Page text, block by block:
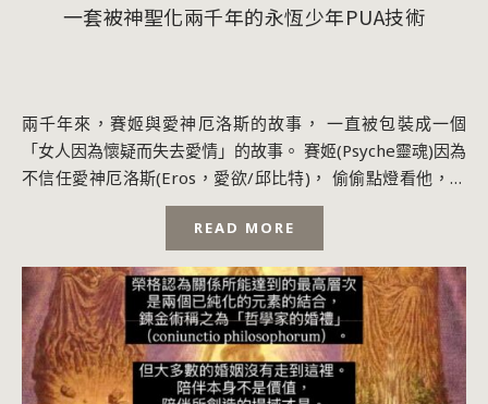
一套被神聖化兩千年的永恆少年PUA技術
兩千年來，賽姬與愛神厄洛斯的故事， 一直被包裝成一個
「女人因為懷疑而失去愛情」的故事。 賽姬(Psyche靈魂)因為
不信任愛神厄洛斯(Eros，愛欲/邱比特)， 偷偷點燈看他，最
後失去愛情。 於是整個...
READ MORE